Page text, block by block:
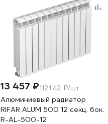
13 457 ₽1121.42 ₽/шт
Алюминиевый радиатор
RIFAR ALUM 500 12 секц. бок.
R-AL-500-12